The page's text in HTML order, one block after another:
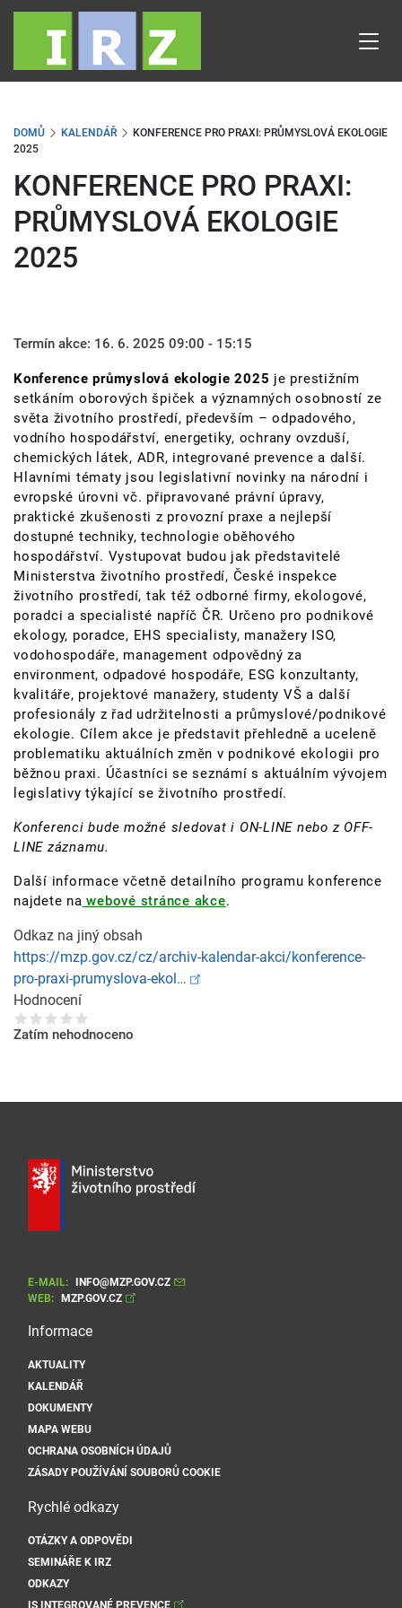
Přejít
obsahu
DOMŮ KALENDÁŘ
KONFERENCE PRO PRAXI: PRŮMYSLOVÁ EKOLOGIE
2025
KONFERENCE PRO PRAXI:
PRŮMYSLOVÁ EKOLOGIE
2025
Termín akce: 16. 6. 2025 09:00 - 15:15
Konference průmyslová ekologie 2025 je prestižním
setkáním oborových špiček a významných osobností ze
světa životního prostředí, především – odpadového,
vodního hospodářství, energetiky, ochrany ovzduší,
chemických látek, ADR, integrované prevence a další.
Hlavními tématy jsou legislativní novinky na národní i
evropské úrovni vč. připravované právní úpravy,
praktické zkušenosti z provozní praxe a nejlepší
dostupné techniky, technologie oběhového
hospodářství. Vystupovat budou jak představitelé
Ministerstva životního prostředí, České inspekce
životního prostředí, tak též odborné firmy, ekologové,
poradci a specialisté napříč ČR. Určeno pro podnikové
ekology, poradce, EHS specialisty, manažery ISO,
vodohospodáře, management odpovědný za
environment, odpadové hospodáře, ESG konzultanty,
kvalitáře, projektové manažery, studenty VŠ a další
profesionály z řad udržitelnosti a průmyslové/podnikové
ekologie. Cílem akce je představit přehledně a uceleně
problematiku aktuálních změn v podnikové ekologii pro
běžnou praxi. Účastníci se seznámí s aktuálním vývojem
legislativy týkající se životního prostředí.
Konferenci bude možné sledovat i ON-LINE nebo z OFF-
LINE záznamu.
Další informace včetně detailního programu konference
najdete na webové stránce akce.
Odkaz na jiný obsah
https://mzp.gov.cz/cz/archiv-kalendar-akci/konference-
pro-praxi-prumyslova-ekol…
Hodnocení
Zatím nehodnoceno
E-MAIL:
INFO@MZP.GOV.CZ
WEB:
MZP.GOV.CZ
Informace
AKTUALITY
KALENDÁŘ
DOKUMENTY
MAPA WEBU
OCHRANA OSOBNÍCH ÚDAJŮ
ZÁSADY POUŽÍVÁNÍ SOUBORŮ COOKIE
Rychlé odkazy
OTÁZKY A ODPOVĚDI
SEMINÁŘE K IRZ
ODKAZY